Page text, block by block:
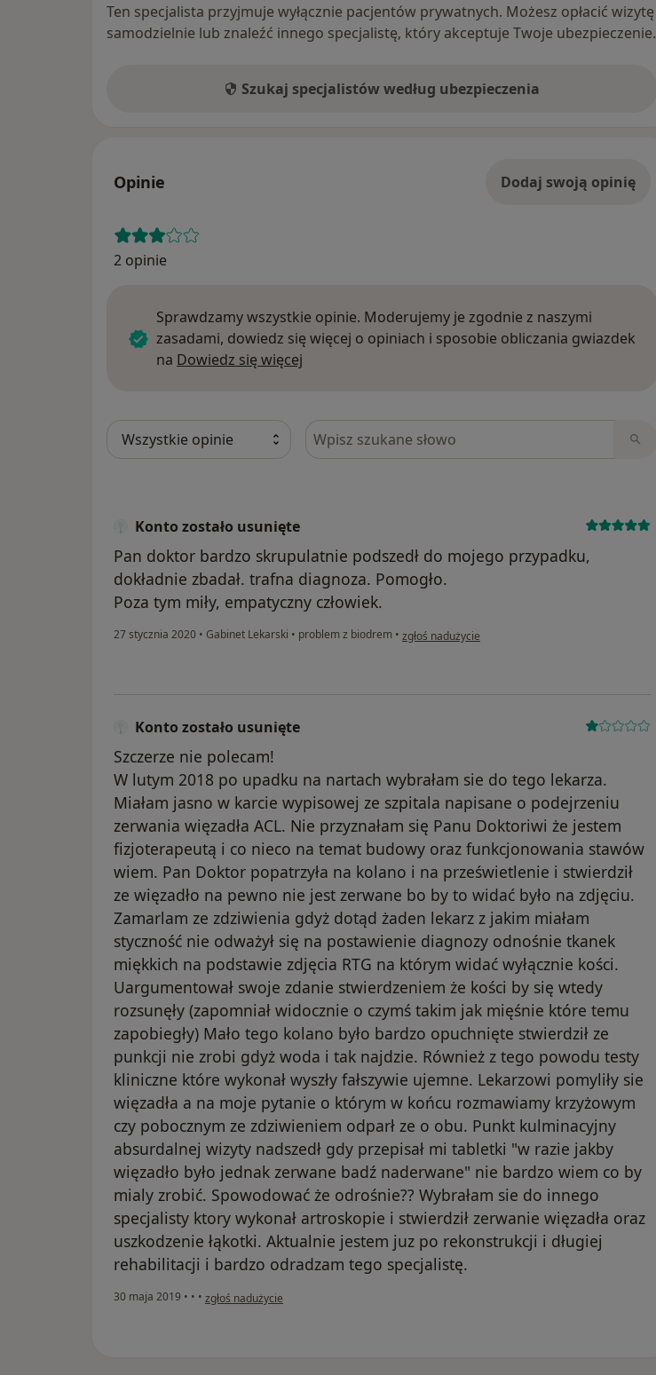
Ten specjalista przyjmuje wyłącznie pacjentów prywatnych. Możesz opłacić wizytę
samodzielnie lub znaleźć innego specjalistę, który akceptuje Twoje ubezpieczenie.
Szukaj specjalistów według ubezpieczenia
Opinie Dodaj swoją opinię
2 opinie
Sprawdzamy wszystkie opinie. Moderujemy je zgodnie z naszymi
zasadami, dowiedz się więcej o opiniach i sposobie obliczania gwiazdek
na Dowiedz się więcej
Szukaj w opiniach
Konto zostało usunięte
Pan doktor bardzo skrupulatnie podszedł do mojego przypadku,
dokładnie zbadał. trafna diagnoza. Pomogło.
Poza tym miły, empatyczny człowiek.
27 stycznia 2020 • Gabinet Lekarski • problem z biodrem • w opinii użytkownika Konto zostało usunięte
zgłoś nadużycie
Konto zostało usunięte
Szczerze nie polecam!
W lutym 2018 po upadku na nartach wybrałam sie do tego lekarza.
Miałam jasno w karcie wypisowej ze szpitala napisane o podejrzeniu
zerwania więzadła ACL. Nie przyznałam się Panu Doktoriwi że jestem
fizjoterapeutą i co nieco na temat budowy oraz funkcjonowania stawów
wiem. Pan Doktor popatrzyła na kolano i na prześwietlenie i stwierdził
ze więzadło na pewno nie jest zerwane bo by to widać było na zdjęciu.
Zamarlam ze zdziwienia gdyż dotąd żaden lekarz z jakim miałam
styczność nie odważył się na postawienie diagnozy odnośnie tkanek
miękkich na podstawie zdjęcia RTG na którym widać wyłącznie kości.
Uargumentował swoje zdanie stwierdzeniem że kości by się wtedy
rozsunęły (zapomniał widocznie o czymś takim jak mięśnie które temu
zapobiegły) Mało tego kolano było bardzo opuchnięte stwierdził ze
punkcji nie zrobi gdyż woda i tak najdzie. Również z tego powodu testy
kliniczne które wykonał wyszły fałszywie ujemne. Lekarzowi pomyliły sie
więzadła a na moje pytanie o którym w końcu rozmawiamy krzyżowym
czy pobocznym ze zdziwieniem odparł ze o obu. Punkt kulminacyjny
absurdalnej wizyty nadszedł gdy przepisał mi tabletki "w razie jakby
więzadło było jednak zerwane badź naderwane" nie bardzo wiem co by
mialy zrobić. Spowodować że odrośnie?? Wybrałam sie do innego
specjalisty ktory wykonał artroskopie i stwierdził zerwanie więzadła oraz
uszkodzenie łąkotki. Aktualnie jestem juz po rekonstrukcji i długiej
rehabilitacji i bardzo odradzam tego specjalistę.
30 maja 2019 • • • w opinii użytkownika Konto zostało usunięte
zgłoś nadużycie